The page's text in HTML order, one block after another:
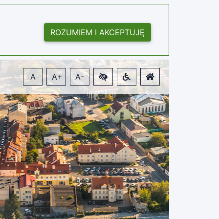
ROZUMIEM I AKCEPTUJĘ
A A+ A-